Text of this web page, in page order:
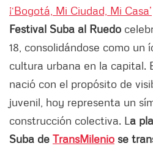
¡‘Bogotá, Mi Ciudad, Mi Casa’
Festival Suba al Ruedo
18, consolidándose como un
cultura urbana en la capital.
nació con el propósito de
juvenil, hoy representa un
construcción colectiva. L a
Suba de TransMilenio se